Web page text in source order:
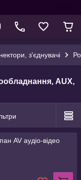
з'єднувачі
AUX,
AV аудіо-відео